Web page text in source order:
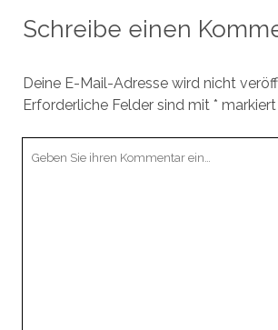
Schreibe einen
Deine E-Mail-Adresse wird nicht
Erforderliche Felder sind mit * markiert